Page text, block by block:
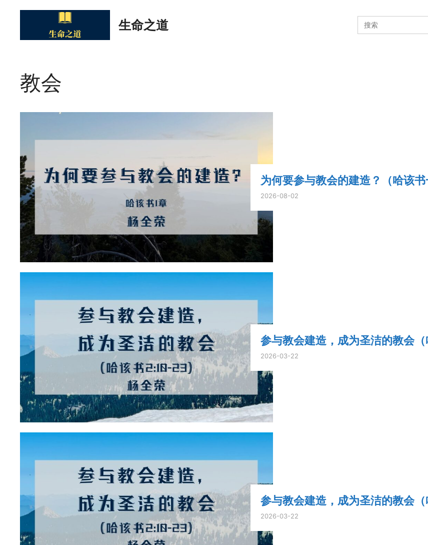
生命之道
Search
for:
教会
为何要参与教会的建造？（哈该书
2026-08-02
参与教会建造，成为圣洁的教会（
2026-03-22
参与教会建造，成为圣洁的教会（
2026-03-22